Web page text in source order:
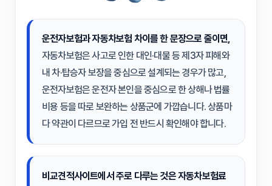
운전자보험과 자동차보험 차이 를 한 문장으로 줄이면,
자동차보험은 사고로 인한 대인·대물 등 제3자 피해와
내 차·탑승자 보장을 중심으로 설계되는 경우가 많고,
운전자보험은 운전자 본인을 중심으로 한 상해나 법률
비용 등을 따로 보완하는 상품군에 가깝습니다. 상품마
다 약관이 다르므로 가입 전 반드시 확인해야 합니다.
비교견적사이트에서 주로 다루는 것은자동차보험료